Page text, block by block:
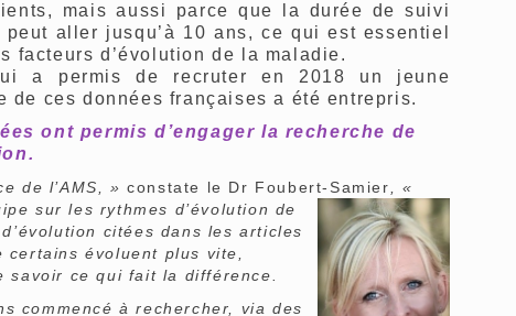
mais aussi parce que la durée de suivi
aller jusqu’à 10 ans, ce qui est essentiel
facteurs d’évolution de la maladie.
a permis de recruter en 2018 un jeune
ces données françaises a été entrepris.
ont permis d’engager la recherche de
de l’AMS, » constate le Dr Foubert- Samier , «
sur les rythmes d’évolution de
citées dans les articles
évoluent plus vite,
savoir ce qui fait la différence.
commencé à rechercher, via des